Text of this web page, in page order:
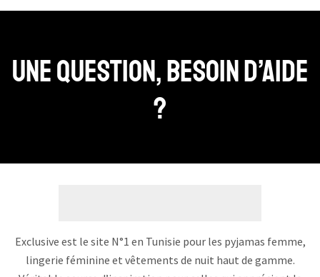
Une question, Besoin d’aide
?
Exclusive est le site N°1 en Tunisie pour les pyjamas femme,
lingerie féminine et vêtements de nuit haut de gamme.